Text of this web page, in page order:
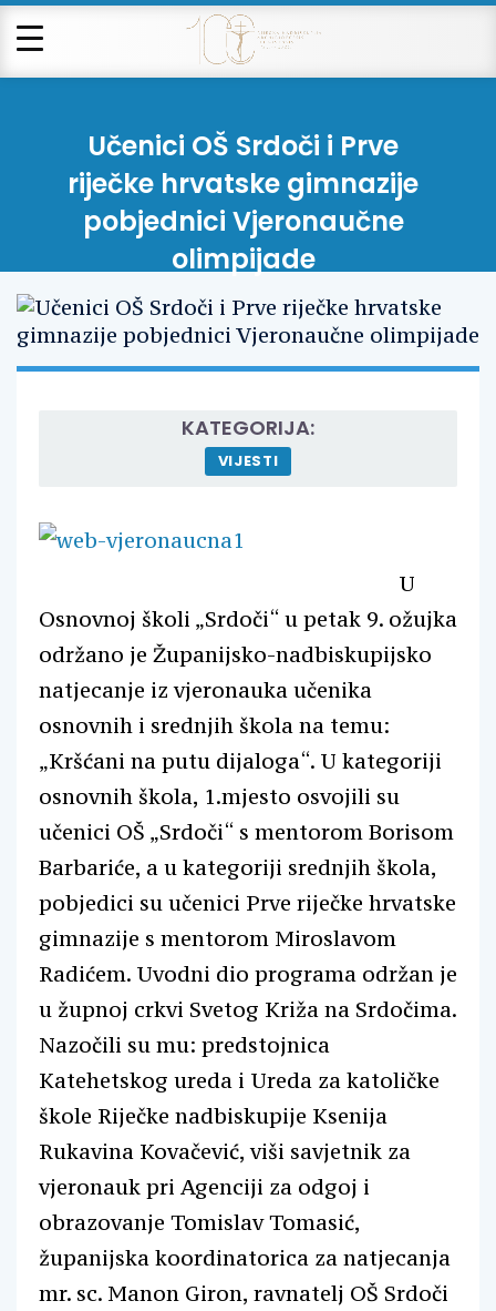
Učenici OŠ Srdoči i Prve
riječke hrvatske gimnazije
pobjednici Vjeronaučne
olimpijade
KATEGORIJA:
VIJESTI
U
Osnovnoj školi „Srdoči“ u petak 9. ožujka
održano je Županijsko-nadbiskupijsko
natjecanje iz vjeronauka učenika
osnovnih i srednjih škola na temu:
„Kršćani na putu dijaloga“. U kategoriji
osnovnih škola, 1.mjesto osvojili su
učenici OŠ „Srdoči“ s mentorom Borisom
Barbariće, a u kategoriji srednjih škola,
pobjedici su učenici Prve riječke hrvatske
gimnazije s mentorom Miroslavom
Radićem. Uvodni dio programa održan je
u župnoj crkvi Svetog Križa na Srdočima.
Nazočili su mu: predstojnica
Katehetskog ureda i Ureda za katoličke
škole Riječke nadbiskupije Ksenija
Rukavina Kovačević, viši savjetnik za
vjeronauk pri Agenciji za odgoj i
obrazovanje Tomislav Tomasić,
županijska koordinatorica za natjecanja
mr. sc. Manon Giron, ravnatelj OŠ Srdoči